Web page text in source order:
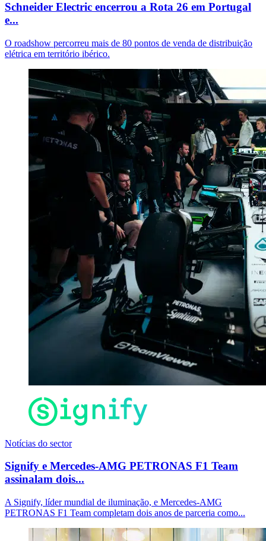
Schneider Electric encerrou a Rota 26 em Portugal
e...
O roadshow percorreu mais de 80 pontos de venda de distribuição
elétrica em território ibérico.
Notícias do sector
Signify e Mercedes-AMG PETRONAS F1 Team
assinalam dois...
A Signify, líder mundial de iluminação, e Mercedes-AMG
PETRONAS F1 Team completam dois anos de parceria como...